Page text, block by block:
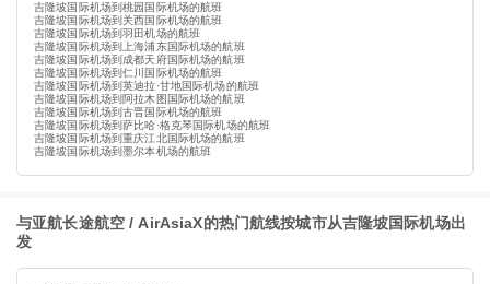
吉隆坡国际机场到桃园国际机场的航班
吉隆坡国际机场到关西国际机场的航班
吉隆坡国际机场到羽田机场的航班
吉隆坡国际机场到上海浦东国际机场的航班
吉隆坡国际机场到成都天府国际机场的航班
吉隆坡国际机场到仁川国际机场的航班
吉隆坡国际机场到英迪拉·甘地国际机场的航班
吉隆坡国际机场到阿拉木图国际机场的航班
吉隆坡国际机场到古晋国际机场的航班
吉隆坡国际机场到萨比哈·格克琴国际机场的航班
吉隆坡国际机场到重庆江北国际机场的航班
吉隆坡国际机场到墨尔本机场的航班
与亚航长途航空 / AirAsiaX的热门航线按城市从吉隆坡国际机场出
发